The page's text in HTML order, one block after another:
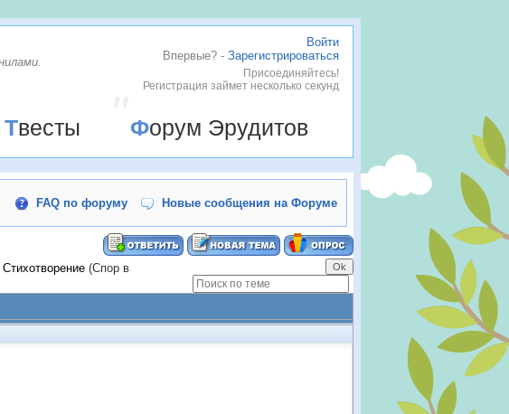
Войти
Впервые? - Зарегистрироваться
Присоединяйтесь!
Регистрация займет несколько секунд
Твесты Форум Эрудитов
FAQ по форуму Новые сообщения на Форуме
Стихотворение (Спор в